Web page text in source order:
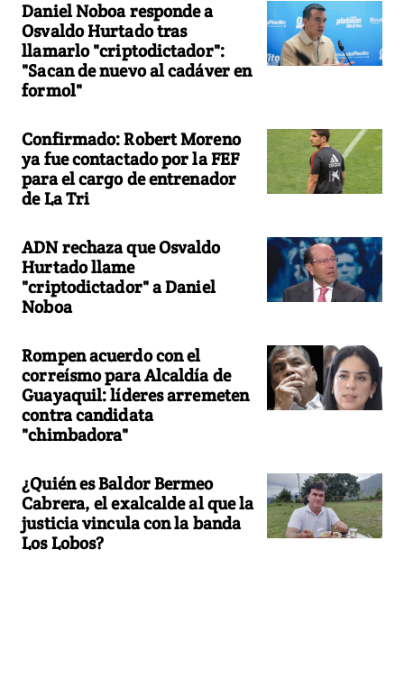
Daniel Noboa responde a
Osvaldo Hurtado tras
llamarlo "criptodictador":
"Sacan de nuevo al cadáver en
formol"
Confirmado: Robert Moreno
ya fue contactado por la FEF
para el cargo de entrenador
de La Tri
ADN rechaza que Osvaldo
Hurtado llame
"criptodictador" a Daniel
Noboa
Rompen acuerdo con el
correísmo para Alcaldía de
Guayaquil: líderes arremeten
contra candidata
"chimbadora"
¿Quién es Baldor Bermeo
Cabrera, el exalcalde al que la
justicia vincula con la banda
Los Lobos?